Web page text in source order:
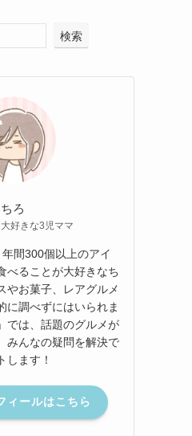
検索
ちろ
好きな3児ママ
間300個以上のアイ
べることが大好きなち
やお菓子、レアグルメ
に調べずにはいられま
では、話題のグルメが
みんなの疑問を解決で
します！
ィールはこちら